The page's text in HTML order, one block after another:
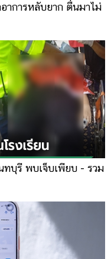
าการหลับยาก ตื่นมาไม่
ทบุรี พบเจ็บเพียบ - รวม